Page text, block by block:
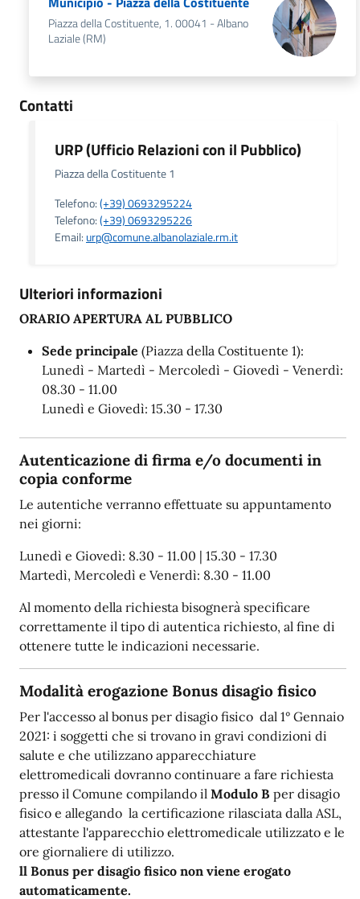
Piazza della Costituente, 1. 00041 - Albano
Laziale (RM)
Contatti
URP (Ufficio Relazioni con il Pubblico)
Piazza della Costituente 1
Telefono:(+39) 0693295224
Telefono:(+39) 0693295226
Email: urp@comune.albanolaziale.rm.it
Ulteriori informazioni
ORARIO APERTURA AL PUBBLICO
Sede principale (Piazza della Costituente 1):
Lunedì - Martedì - Mercoledì - Giovedì - Venerdì:
08.30 - 11.00
Lunedì e Giovedì: 15.30 - 17.30
Autenticazione di firma e/o documenti in
copia conforme
Le autentiche verranno effettuate su appuntamento
nei giorni:
Lunedì e Giovedì: 8.30 - 11.00 | 15.30 - 17.30
Martedì, Mercoledì e Venerdì: 8.30 - 11.00
Al momento della richiesta bisognerà specificare
correttamente il tipo di autentica richiesto, al fine di
ottenere tutte le indicazioni necessarie.
Modalità erogazione Bonus disagio fisico
Per l'accesso al bonus per disagio fisico dal 1° Gennaio
2021: i soggetti che si trovano in gravi condizioni di
salute e che utilizzano apparecchiature
elettromedicali dovranno continuare a fare richiesta
presso il Comune compilando il Modulo B per disagio
fisico e allegando la certificazione rilasciata dalla ASL,
attestante l'apparecchio elettromedicale utilizzato e le
ore giornaliere di utilizzo.
ll Bonus per disagio fisico non viene erogato
automaticamente.